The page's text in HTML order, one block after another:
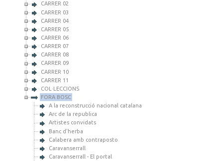
CARRER 02
CARRER 03
CARRER 04
CARRER 05
CARRER 06
CARRER 07
CARRER 08
CARRER 09
CARRER 10
CARRER 11
COL·LECCIONS
FORA BOSC
A la reconstrucció nacional catalana
Arc de la republica
Artistes convidats
Banc d'herba
Calabera amb contraposto
Caravanserrall
Caravanserrall - El portal